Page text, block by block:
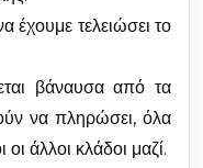
έχουμε τελειώσει το
βάναυσα από τα
να πληρώσει, όλα
άλλοι κλάδοι μαζί.